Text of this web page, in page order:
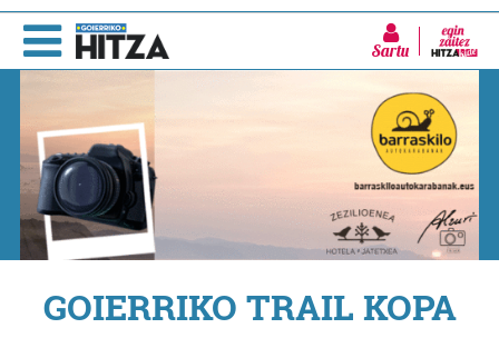
Sartu
GOIERRIKO TRAIL KOPA